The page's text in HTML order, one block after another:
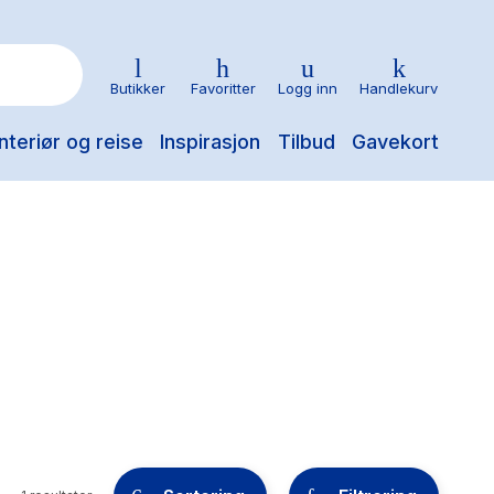
og reise Inspirasjon Tilbud Gavekort
Butikker Favoritter Logg inn Handlekurv